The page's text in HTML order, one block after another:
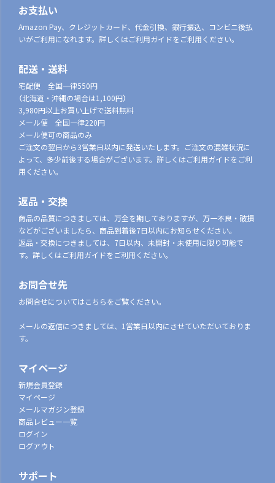
お支払い
Amazon Pay、クレジットカード、代金引換、銀行振込、コンビニ後払
いがご利用になれます。詳しくはご利用ガイドをご利用ください。
配送・送料
宅配便 全国一律550円
（北海道・沖縄の場合は1,100円）
3,980円以上お買い上げで送料無料
メール便 全国一律220円
メール便可の商品のみ
ご注文の翌日から3営業日以内に発送いたします。ご注文の混雑状況に
よって、多少前後する場合がございます。詳しくはご利用ガイドをご利
用ください。
返品・交換
商品の品質につきましては、万全を期しておりますが、万一不良・破損
などがございましたら、商品到着後7日以内にお知らせください。
返品・交換につきましては、7日以内、未開封・未使用に限り可能で
す。詳しくはご利用ガイドをご利用ください。
お問合せ先
お問合せについてはこちらをご覧ください。
メールの返信につきましては、1営業日以内にさせていただいておりま
す。
マイページ
新規会員登録
マイページ
メールマガジン登録
商品レビュー一覧
ログイン
ログアウト
サポート